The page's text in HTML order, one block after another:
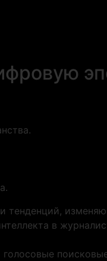
тенденций,
в
голосовые